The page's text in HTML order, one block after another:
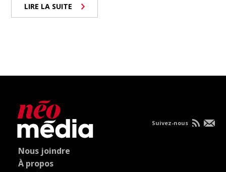
LIRE LA SUITE
Nous joindre
À propos
Suivez-nous